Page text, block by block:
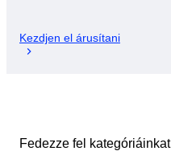
Kezdjen el árusítani
Fedezze fel kategóriáinkat